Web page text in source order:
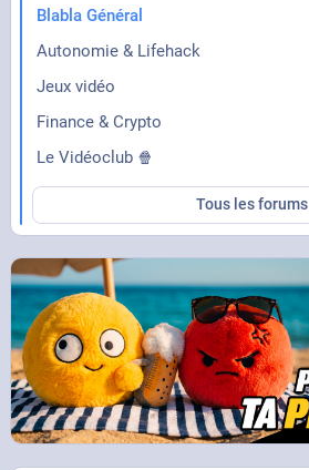
Blabla Général
Autonomie & Lifehack
Jeux vidéo
Finance & Crypto
Le Vidéoclub 🍿
Tous les forums